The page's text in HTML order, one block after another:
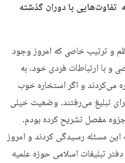
تفاوت‌هایی با دوران گذشته
و ترتیب خاصی که امروز وجود
و با ارتباطات فردی خود، به
می‌کردند و اگر استخاره خوب
تبلیغ می‌رفتند. وضعیت خیلی
مفصل تشریح کرده بودم.
مسئله رسیدگی کردند و امروز
تبلیغات اسلامی حوزه علمیه